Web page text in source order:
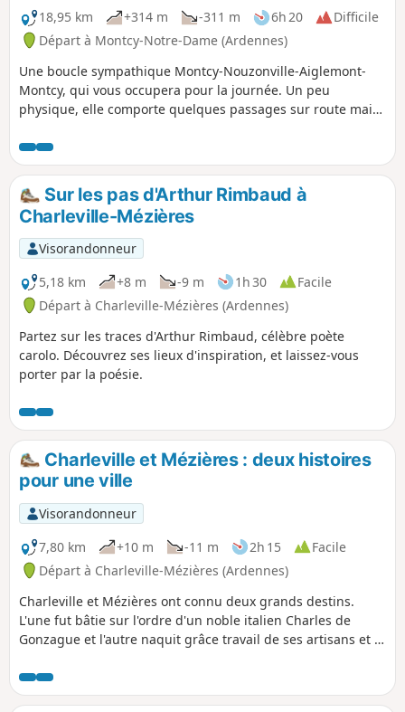
18,95 km
+314 m -311 m 6h 20
Difficile
Départ à Montcy-Notre-Dame (Ardennes)
Une boucle sympathique Montcy-Nouzonville-Aiglemont-
Montcy, qui vous occupera pour la journée. Un peu
physique, elle comporte quelques passages sur route mais
se trouvent à l'entrée de la Vallée de la Meuse (La Valeye).
Quelques points de vue appréciables, même si certains
points de passage obligés vous amènent à de petits trajets
en agglomération. Vous pouvez aussi choisir de faire ce
circuit en sens inverse.
Sur les pas d'Arthur Rimbaud à
Charleville-Mézières
Visorandonneur
5,18 km
+8 m -9 m 1h 30
Facile
Départ à Charleville-Mézières (Ardennes)
Partez sur les traces d'Arthur Rimbaud, célèbre poète
carolo. Découvrez ses lieux d'inspiration, et laissez-vous
porter par la poésie.
Charleville et Mézières : deux histoires
pour une ville
Visorandonneur
7,80 km
+10 m -11 m 2h 15
Facile
Départ à Charleville-Mézières (Ardennes)
Charleville et Mézières ont connu deux grands destins.
L'une fut bâtie sur l'ordre d'un noble italien Charles de
Gonzague et l'autre naquit grâce travail de ses artisans et à